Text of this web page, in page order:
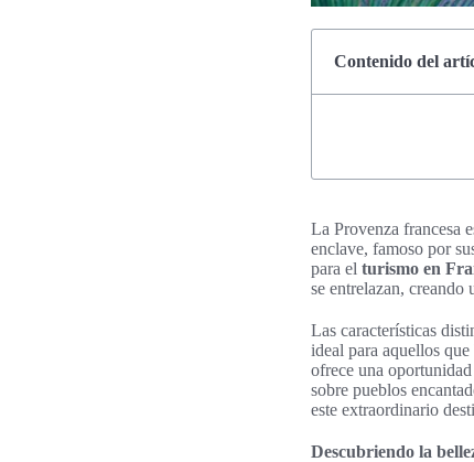
Contenido del
La Provenza francesa
enclave, famoso por
para el turismo en
se entrelazan, creando
Las características
ideal para aquellos
ofrece una
sobre pueblos
este extraordinario
Descubriendo la